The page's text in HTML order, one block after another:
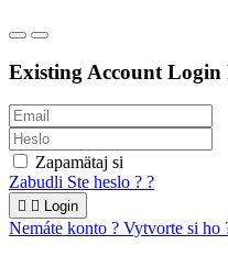
Existing Account Login
Zapamätaj si
Zabudli Ste heslo ? ?
  Login
Nemáte konto ? Vytvorte si ho